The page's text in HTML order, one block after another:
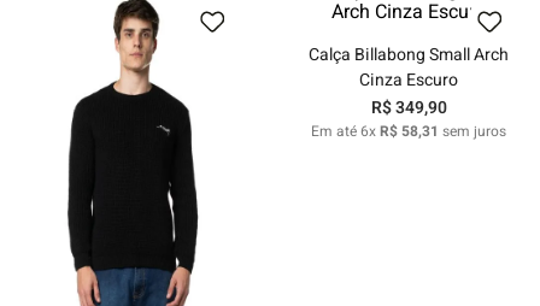
Calça Billabong Small Arch
Cinza Escuro
R$349,90
Em até6xR$ 58,31 sem juros